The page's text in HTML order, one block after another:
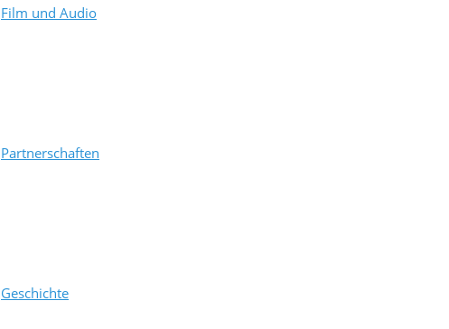
Film und Audio
Partnerschaften
Geschichte